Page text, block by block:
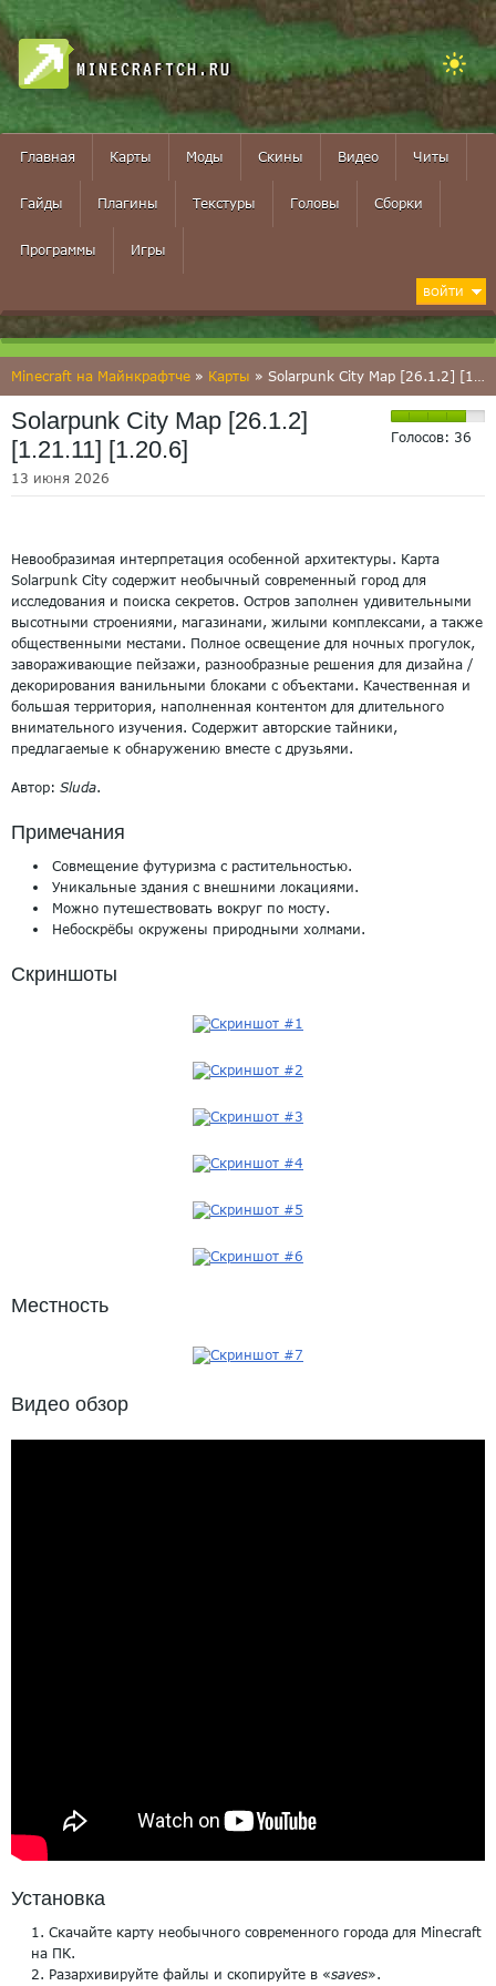
MINECRAFTCH.RU
Главная Карты Моды Скины Видео Читы
Гайды Плагины Текстуры Головы Сборки
Программы Игры
ВОЙТИ
Minecraft на Майнкрафтче » Карты » Solarpunk City Map [26.1.2] [1.21.11] [1.20.6]
Голосов: 36
Solarpunk City Map [26.1.2]
[1.21.11] [1.20.6]
13 июня 2026
Невообразимая интерпретация особенной архитектуры. Карта
Solarpunk City содержит необычный современный город для
исследования и поиска секретов. Остров заполнен удивительными
высотными строениями, магазинами, жилыми комплексами, а также
общественными местами. Полное освещение для ночных прогулок,
завораживающие пейзажи, разнообразные решения для дизайна /
декорирования ванильными блоками с объектами. Качественная и
большая территория, наполненная контентом для длительного
внимательного изучения. Содержит авторские тайники,
предлагаемые к обнаружению вместе с друзьями.
Автор: Sluda.
Примечания
Совмещение футуризма с растительностью.
Уникальные здания с внешними локациями.
Можно путешествовать вокруг по мосту.
Небоскрёбы окружены природными холмами.
Скриншоты
Местность
Видео обзор
Установка
Скачайте карту необычного современного города для Minecraft
на ПК.
Разархивируйте файлы и скопируйте в «saves».